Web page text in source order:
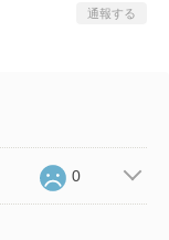
通報する
0